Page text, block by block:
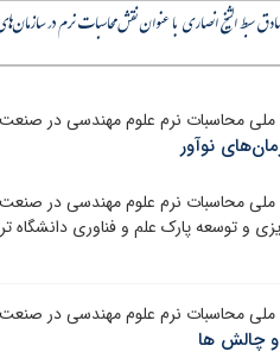
سبط الشیخ انصاریبا عنوان نقش محاسبات نرم در
محاسبات نرم علوم مهندسی در
نوآور
محاسبات نرم علوم مهندسی در
و توسعه پارک علم و فناوری
محاسبات نرم علوم مهندسی در
چالش ها